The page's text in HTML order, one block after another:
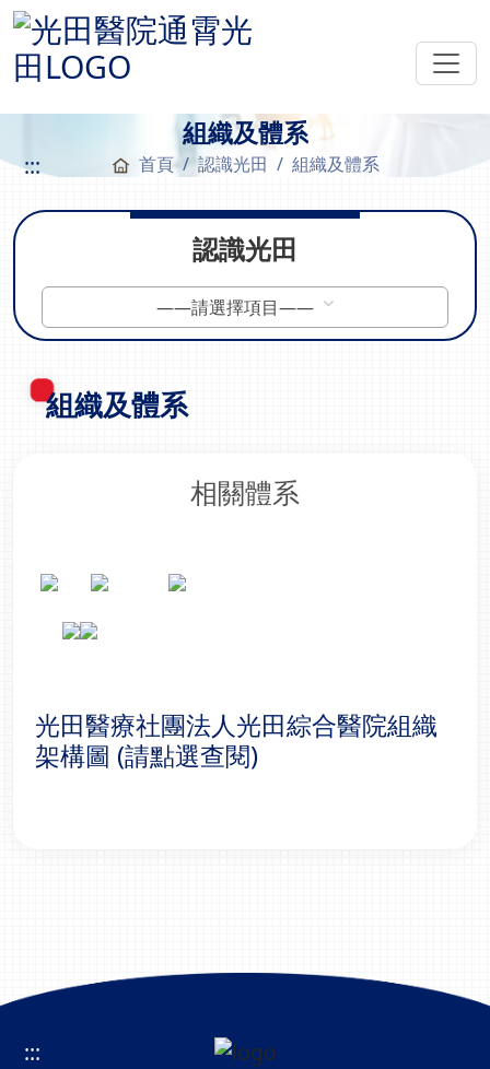
組織及體系
::: 首頁 認識光田 組織及體系
認識光田
——請選擇項目——
組織及體系
相關體系
光田醫療社團法人光田綜合醫院組織
架構圖 (請點選查閱)
:::